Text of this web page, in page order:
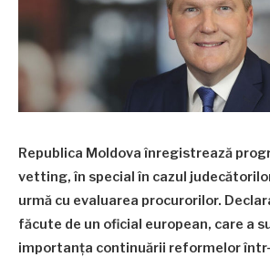
Republica Moldova înregistrează
vetting, în special în cazul
urmă cu evaluarea procurorilor.
făcute de un oficial european, care a
importanța continuării reformelor